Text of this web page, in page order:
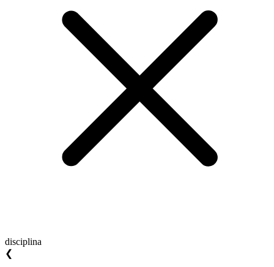
disciplina
❮